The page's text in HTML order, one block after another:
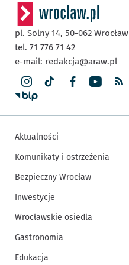
pl. Solny 14, 50-062 Wrocław
tel. 71 776 71 42
e-mail: redakcja@araw.pl
Aktualności
Komunikaty i ostrzeżenia
Bezpieczny Wrocław
Inwestycje
Wrocławskie osiedla
Gastronomia
Edukacja